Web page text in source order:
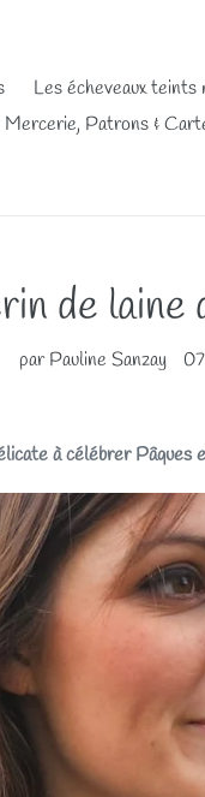
Les écheveaux teints
Mercerie, Patrons &
de laine
par Pauline Sanzay
à célébrer